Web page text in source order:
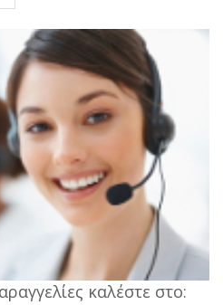
καλέστε στο: